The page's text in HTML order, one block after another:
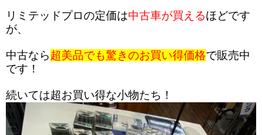
リミテッドプロの定価は中古車が買えるほどです
が、
中古なら超美品でも驚きのお買い得価格で販売中
です！
続いては超お買い得な小物たち！